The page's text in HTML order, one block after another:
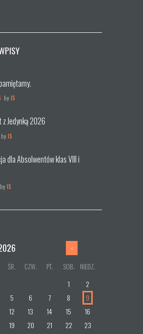
byIS
Jedynką 2026
byIS
dla Absolwentów klas VIII i
byIS
ŚR. CZW. PT. SOB. NIEDZ.
1
2
5 6 7 8
9
12 13 14 15
16
19 20 21 22
23